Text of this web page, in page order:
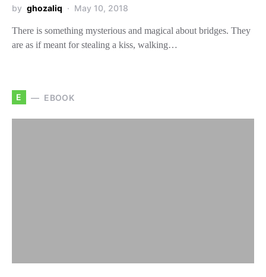
by ghozaliq May 10, 2018
There is something mysterious and magical about bridges. They
are as if meant for stealing a kiss, walking…
E EBOOK